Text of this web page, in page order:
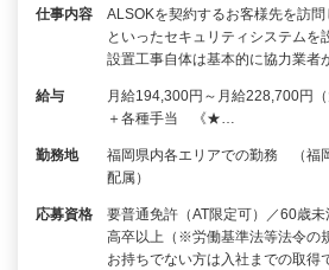
仕事内容
ALSOKを契約するお客様先を訪
といったセキュリティシステムを
設置工事自体は基本的に協力業
給与
月給194,300円～月給228,700円
＋各種手当 《★…
勤務地
福岡県内各エリアでの勤務 （福
配属）
応募資格
要普通免許（AT限定可）／60歳
高卒以上（※労働基準法等法令の
お持ちでない方は入社までの取得